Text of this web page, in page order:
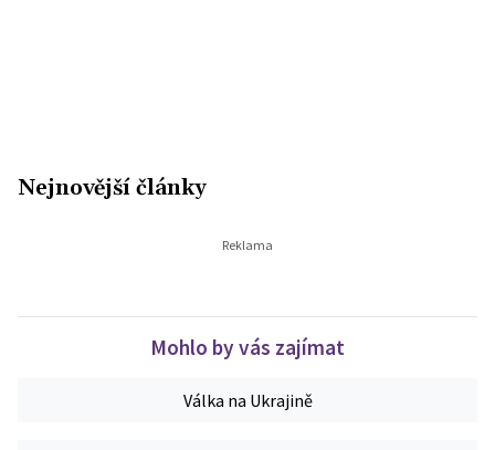
Nejnovější články
Mohlo by vás zajímat
Válka na Ukrajině